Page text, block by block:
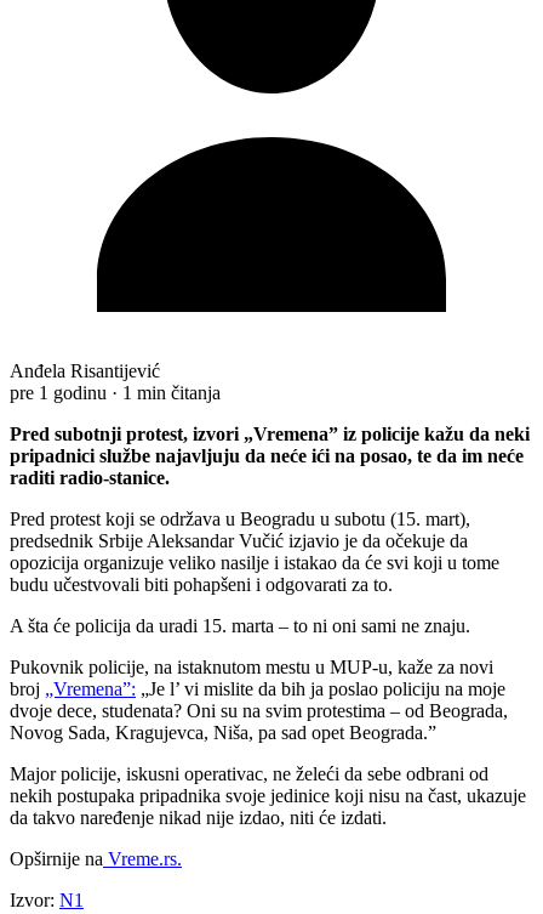
Anđela Risantijević
pre 1 godinu · 1 min čitanja
Pred subotnji protest, izvori „Vremena” iz policije kažu da neki
pripadnici službe najavljuju da neće ići na posao, te da im neće
raditi radio-stanice.
Pred protest koji se održava u Beogradu u subotu (15. mart),
predsednik Srbije Aleksandar Vučić izjavio je da očekuje da
opozicija organizuje veliko nasilje i istakao da će svi koji u tome
budu učestvovali biti pohapšeni i odgovarati za to.
A šta će policija da uradi 15. marta – to ni oni sami ne znaju.
Pukovnik policije, na istaknutom mestu u MUP-u, kaže za novi
broj „Vremena”: „Je l’ vi mislite da bih ja poslao policiju na moje
dvoje dece, studenata? Oni su na svim protestima – od Beograda,
Novog Sada, Kragujevca, Niša, pa sad opet Beograda.”
Major policije, iskusni operativac, ne želeći da sebe odbrani od
nekih postupaka pripadnika svoje jedinice koji nisu na čast, ukazuje
da takvo naređenje nikad nije izdao, niti će izdati.
Opširnije na Vreme.rs.
Izvor: N1